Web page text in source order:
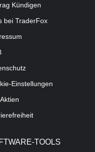
Kündigen
bei TraderFox
Einstellungen
TOOLS